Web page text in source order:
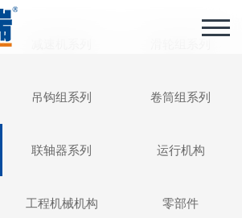
吊钩组系列 卷筒组系列
联轴器系列 运行机构
工程机械机构 零部件